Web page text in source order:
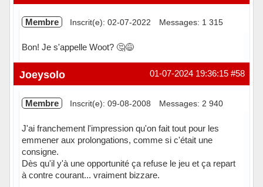
Membre Inscrit(e): 02-07-2022 Messages: 1 315
Bon! Je s'appelle Woot? 🤔😅
Hors ligne #58
01-07-2024 19:36:15
Joeysolo
Membre Inscrit(e): 09-08-2008 Messages: 2 940
J'ai franchement l'impression qu'on fait tout pour les
emmener aux prolongations, comme si c'était une
consigne.
Dès qu'il y'à une opportunité ça refuse le jeu et ça repart
à contre courant... vraiment bizzare.